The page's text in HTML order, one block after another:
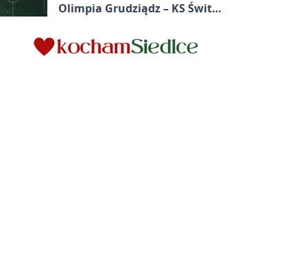
Olimpia Grudziądz – KS Świt
stracił dwubramkowe prowadzenie